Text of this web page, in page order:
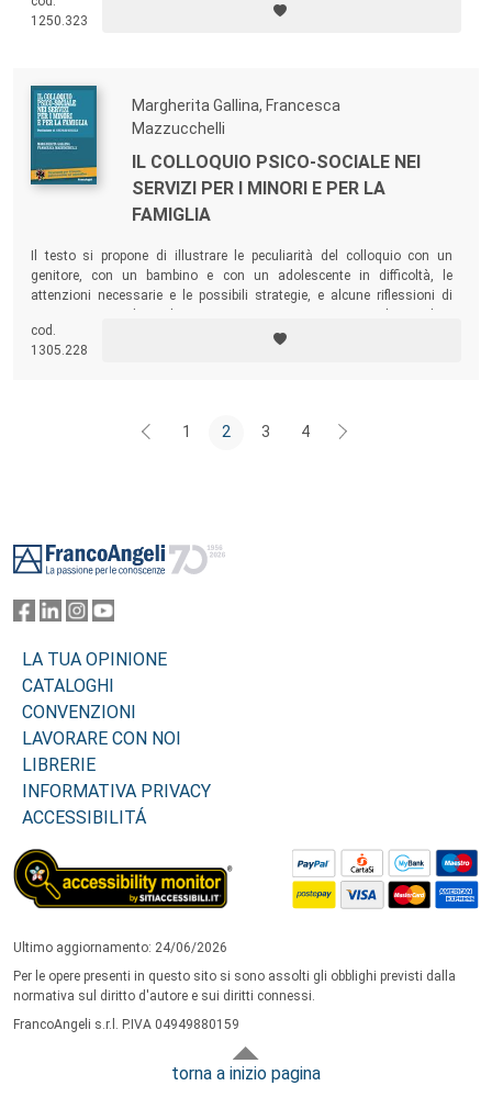
Dora Maria Kalff, allieva di Jung, il Gioco della Sabbia è un’originale
applicazione del pensiero e della pratica junghiana.
1250.323
Margherita Gallina, Francesca
Mazzucchelli
IL COLLOQUIO PSICO-SOCIALE NEI
SERVIZI PER I MINORI E PER LA
FAMIGLIA
Il testo si propone di illustrare le peculiarità del colloquio con un
genitore, con un bambino e con un adolescente in difficoltà, le
attenzioni necessarie e le possibili strategie, e alcune riflessioni di
ed educatori, che nei servizi sociali hanno compiti di cura e di tutela e
incontrano genitori, bambini e adolescenti in difficoltà.
cod.
1305.228
1 2 3 4
LA TUA OPINIONE
CATALOGHI
CONVENZIONI
LAVORARE CON NOI
LIBRERIE
INFORMATIVA PRIVACY
ACCESSIBILITÁ
Ultimo aggiornamento: 24/06/2026
Per le opere presenti in questo sito si sono assolti gli obblighi previsti dalla
normativa sul diritto d'autore e sui diritti connessi.
FrancoAngeli s.r.l. P.IVA 04949880159
torna a inizio pagina